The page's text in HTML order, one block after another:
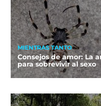
MIENTRAS TANTO
Consejos de amor: La
para sobrevivir al sexo